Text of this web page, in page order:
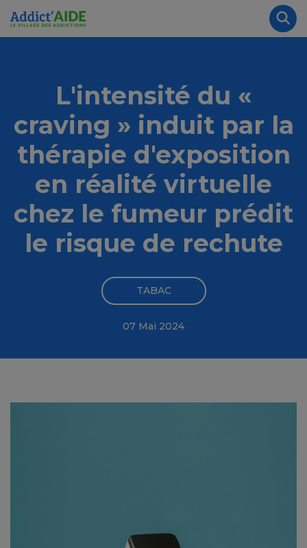
Aller au contenu principal
L'intensité du «
craving » induit par la
thérapie d'exposition
en réalité virtuelle
chez le fumeur prédit
le risque de rechute
TABAC
07 Mai 2024
Panneau de gestion des cookies